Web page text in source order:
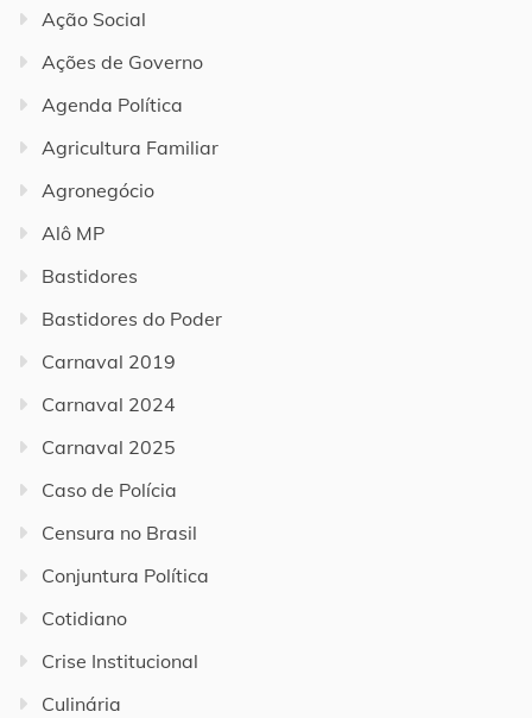
Ação Social
Ações de Governo
Agenda Política
Agricultura Familiar
Agronegócio
Alô MP
Bastidores
Bastidores do Poder
Carnaval 2019
Carnaval 2024
Carnaval 2025
Caso de Polícia
Censura no Brasil
Conjuntura Política
Cotidiano
Crise Institucional
Culinária